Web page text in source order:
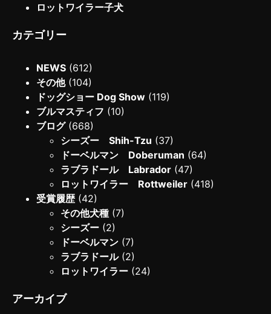
ロットワイラー子犬
カテゴリー
NEWS (612)
その他(104)
ドッグショー Dog Show (119)
ブルマスティフ (10)
ブログ(668)
シーズー Shih-Tzu (37)
ドーベルマン Doberuman (64)
ラブラドール Labrador (47)
ロットワイラー Rottweiler (418)
受賞履歴(42)
その他犬種 (7)
シーズー (2)
ドーベルマン (7)
ラブラドール(2)
ロットワイラー (24)
アーカイブ